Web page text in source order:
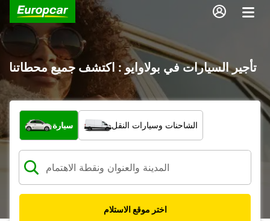
تأجير السيارات في بولاوايو : اكتشف جميع محطاتنا
ما نوع المركبة؟
سيارة الشاحنات وسيارات النقل
اختر موقع الاستلام